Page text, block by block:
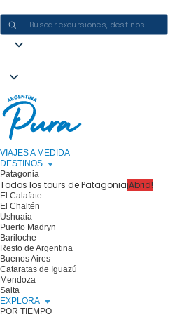
VIAJES A MEDIDA
DESTINOS
Patagonia
Todos los tours de Patagonia¡Abrid!
El Calafate
El Chaltén
Ushuaia
Puerto Madryn
Bariloche
Resto de Argentina
Buenos Aires
Cataratas de Iguazú
Mendoza
Salta
EXPLORA
POR TIEMPO